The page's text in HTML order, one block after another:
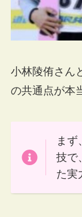
小林陵侑さん
の共通点が本
ま
技で
た実